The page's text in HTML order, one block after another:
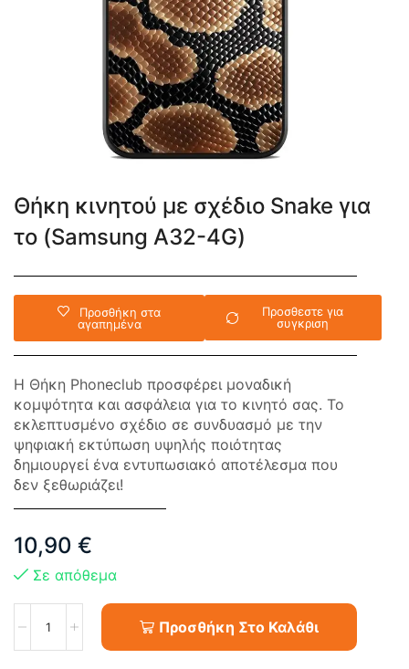
Θήκη κινητού με σχέδιο Snake για
το (Samsung A32-4G)
Προσθήκη στα
αγαπημένα
Προσθεστε για
συγκριση
Η Θήκη Phoneclub προσφέρει μοναδική
κομψότητα και ασφάλεια για το κινητό σας. Το
εκλεπτυσμένο σχέδιο σε συνδυασμό με την
ψηφιακή εκτύπωση υψηλής ποιότητας
δημιουργεί ένα εντυπωσιακό αποτέλεσμα που
δεν ξεθωριάζει!
10,90 €
Σε απόθεμα
Προσθήκη Στο Καλάθι